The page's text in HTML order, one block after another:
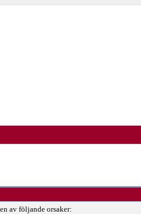
av följande orsaker: